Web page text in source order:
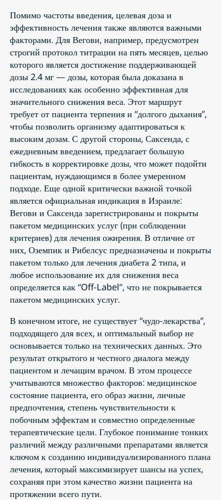
Помимо частоты введения, целевая доза и
эффективность лечения также являются важными
факторами. Для Вегови, например, предусмотрен
строгий протокол титрации на пять месяцев, целью
которого является достижение поддерживающей
дозы 2.4 мг — дозы, которая была доказана в
исследованиях как особенно эффективная для
значительного снижения веса. Этот маршрут
требует от пациента терпения и “долгого дыхания”,
чтобы позволить организму адаптироваться к
высоким дозам. С другой стороны, Саксенда, с
ежедневным введением, предлагает большую
гибкость в корректировке дозы, что может подойти
пациентам, нуждающимся в более умеренном
подходе. Еще одной критически важной точкой
является официальная индикация в Израиле:
Вегови и Саксенда зарегистрированы и покрыты
пакетом медицинских услуг (при соблюдении
критериев) для лечения ожирения. В отличие от
них, Оземпик и Рибелсус предназначены и покрыты
пакетом только для лечения диабета 2 типа, и
любое использование их для снижения веса
определяется как “Off-Label”, что не покрывается
пакетом медицинских услуг.
В конечном итоге, не существует “чудо-лекарства”,
подходящего для всех, и оптимальный выбор не
основывается только на технических данных. Это
результат открытого и честного диалога между
пациентом и лечащим врачом. В этом процессе
учитываются множество факторов: медицинское
состояние пациента, его образ жизни, личные
предпочтения, степень чувствительности к
побочным эффектам и совместно определенные
терапевтические цели. Глубокое понимание тонких
различий между различными препаратами является
ключом к созданию индивидуализированного плана
лечения, который максимизирует шансы на успех,
сохраняя при этом качество жизни пациента на
протяжении всего пути.